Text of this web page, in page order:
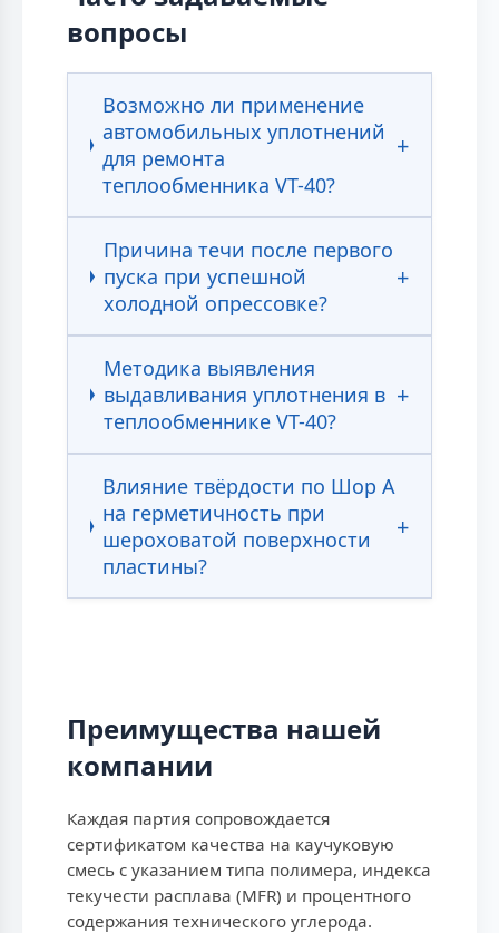
вопросы
Возможно ли применение
автомобильных уплотнений
для ремонта
теплообменника VT-40?
Причина течи после первого
пуска при успешной
холодной опрессовке?
Методика выявления
выдавливания уплотнения в
теплообменнике VT-40?
Влияние твёрдости по Шор А
на герметичность при
шероховатой поверхности
пластины?
Преимущества нашей
компании
Каждая партия сопровождается
сертификатом качества на каучуковую
смесь с указанием типа полимера, индекса
текучести расплава (MFR) и процентного
содержания технического углерода.